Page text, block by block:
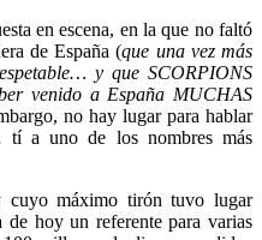
en escena, en la que no faltó
de España (que una vez más
y que SCORPIONS
venido a España MUCHAS
no hay lugar para hablar
tí a uno de los nombres más
cuyo máximo tirón tuvo lugar
de hoy un referente para varias